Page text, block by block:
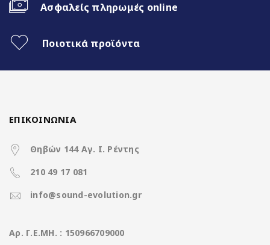
Operation System
CPU 8Core UIS8581A @ 1.6Ghz
(pixels)
1280*800 IPS Display
Ασφαλείς πληρωμές online
Ποιοτικά προϊόντα
ΕΠΙΚΟΙΝΩΝΙΑ
Θηβών 144 Αγ. Ι. Ρέντης
210 49 17 081
info@sound-evolution.gr
Aρ. Γ.Ε.ΜΗ. : 150966709000